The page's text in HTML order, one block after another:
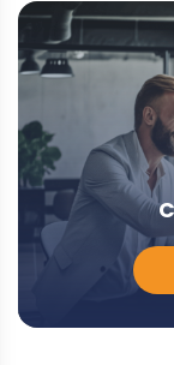
-
Modal
Chcę